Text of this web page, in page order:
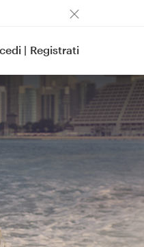
| Registrati